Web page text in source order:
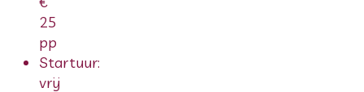
25
pp
Startuur:
vrij